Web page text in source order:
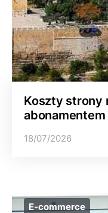
Koszty strony
abonamentem
18/07/2026
E-commerce